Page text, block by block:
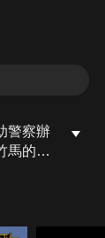
警察辦
馬的警
奇，
戲，即